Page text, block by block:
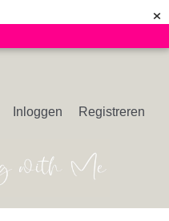
×
Inloggen Registreren